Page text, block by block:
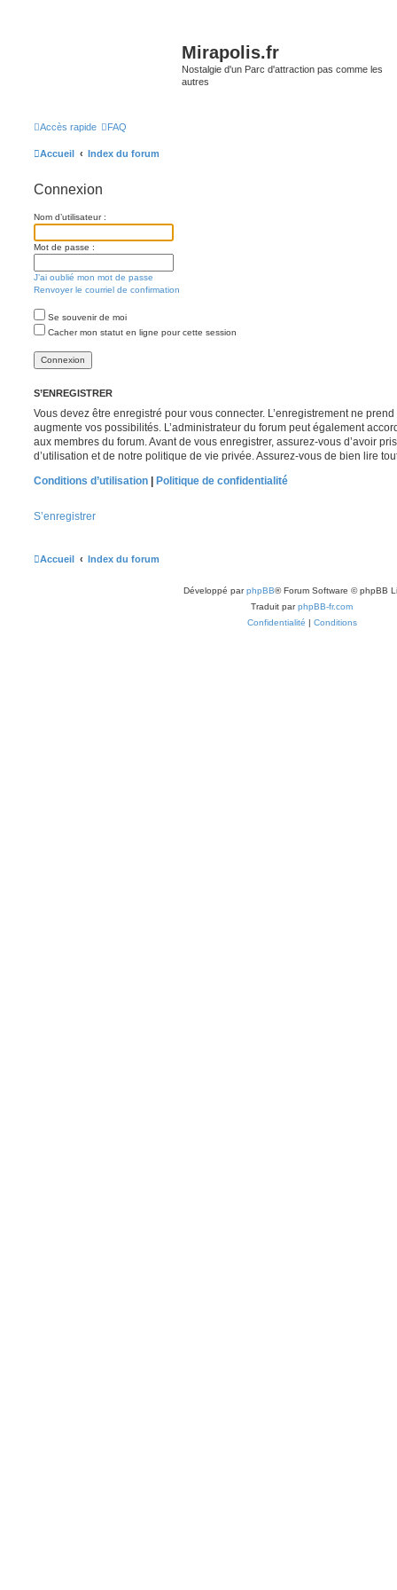
Mirapolis.fr
Nostalgie d'un Parc d'attraction pas comme les
autres
Accès rapide FAQ
Accueil Index du forum
Connexion
Nom d’utilisateur :
Mot de passe :
J’ai oublié mon mot de passe
Renvoyer le courriel de confirmation
Se souvenir de moi
Cacher mon statut en ligne pour cette session
S’ENREGISTRER
Vous devez être enregistré pour vous connecter. L’enregistrement ne
augmente vos possibilités. L’administrateur du forum peut également
aux membres du forum. Avant de vous enregistrer, assurez-vous d’avoir
d’utilisation et de notre politique de vie privée. Assurez-vous de bien lire
Conditions d’utilisation
Politique de confidentialité
S’enregistrer
Accueil Index du forum
Développé parphpBB® Forum Software © phpBB
Traduit parphpBB-fr.com
Confidentialité | Conditions